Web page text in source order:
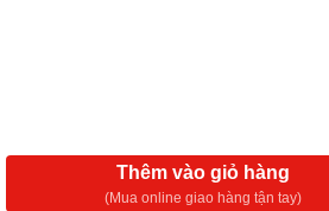
Thêm vào giỏ hàng
(Mua online giao hàng tận tay)